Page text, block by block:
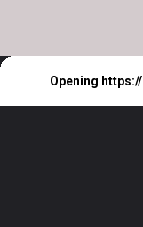
Opening